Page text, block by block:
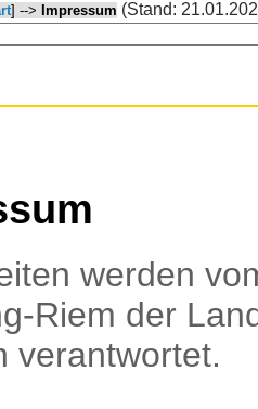
] --> Impressum (Stand:
werden
Riem der
verantwortet.